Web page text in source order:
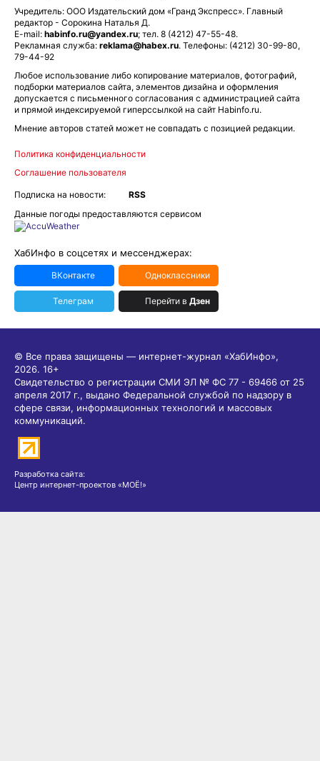
Учредитель: ООО Издательский дом «Гранд Экспресс». Главный
редактор - Сорокина Наталья Д.
E-mail: habinfo.ru@yandex.ru; тел. 8 (4212) 47-55-48.
Рекламная служба: reklama@habex.ru. Телефоны: (4212) 30-99-80,
79-44-92
Любое использование либо копирование материалов, фотографий,
подборки материалов сайта, элементов дизайна и оформления
допускается с письменного согласования с администрацией сайта
и прямой индексируемой гиперссылкой на сайт Habinfo.ru.
Мнение авторов статей может не совпадать с позицией редакции.
Политика конфиденциальности
Соглашение пользователя
Подписка на новости:
RSS
Данные погоды предоставляются сервисом
ХабИнфо в соцсетях и мессенджерах:
ВКонтакте Одноклассники
Телеграм Перейти в Дзен
© Все права защищены — интернет-журнал «ХабИнфо»,
2026. 16+
Свидетельство о регистрации СМИ ЭЛ № ФС 77 - 69466 от 25
апреля 2017 г., выдано Федеральной службой по надзору в
сфере связи, информационных технологий и массовых
коммуникаций.
Разработка сайта:
Центр интернет-проектов «МОЁ!»